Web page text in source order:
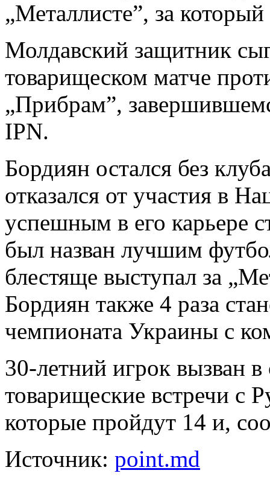
„Металлисте”, за
Молдавский защитник
товарищеском матче
„Прибрам”,
IPN.
Бордиян остался без
отказался от участия в
успешным в его карьере
был назван лучшим
блестяще выступал за
Бордиян также 4 раза
чемпионата Украины с
30-летний игрок вызван
товарищеские встречи с
которые пройдут 14 и,
Источник: point.md